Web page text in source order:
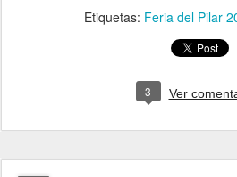
Etiquetas: Feria del Pilar
3 Ver